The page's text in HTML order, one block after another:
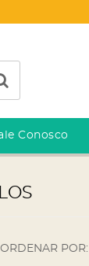
Conosco
ORDENAR POR